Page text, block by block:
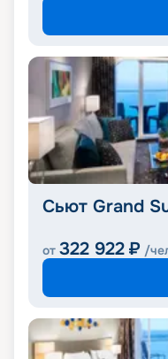
Сьют Grand
от 322 922 ₽ /